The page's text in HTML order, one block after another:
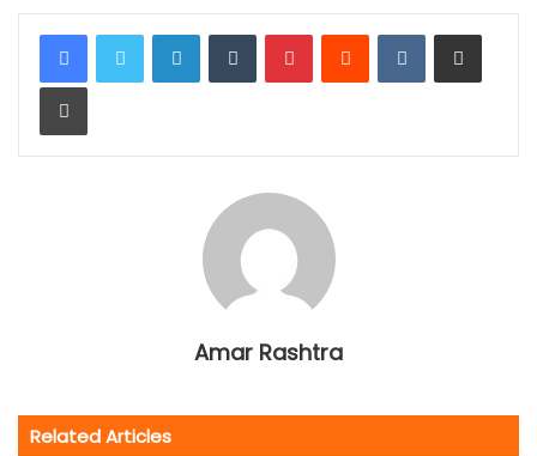
LinkedInTumblrPinterestReddit VKontakteShare via Email
Print
Amar Rashtra
Related Articles